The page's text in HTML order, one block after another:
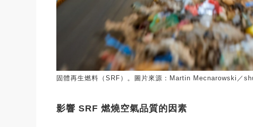
固體再生燃料（SRF）。圖片來源：Martin Mecnarowski／
影響 SRF 燃燒空氣品質的因素